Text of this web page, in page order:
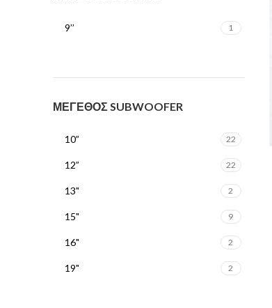
7
9’’ 1
ΜΕΓΕΘΟΣ SUBWOOFER
10” 22
12” 22
13" 2
15" 9
16" 2
19" 2